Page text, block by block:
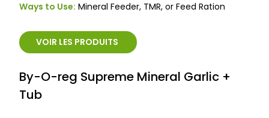
Ways to Use: Mineral Feeder, TMR, or Feed Ration
VOIR LES PRODUITS
By-O-reg Supreme Mineral Garlic +
Tub